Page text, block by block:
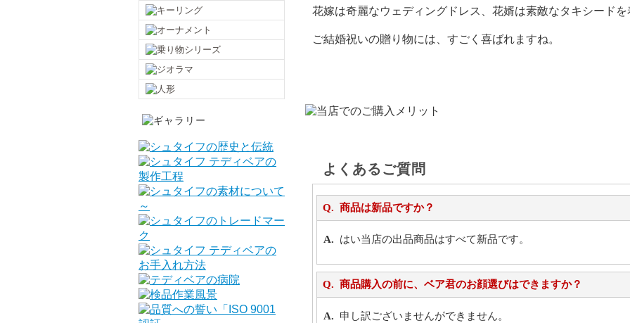
花嫁は奇麗なウェディングドレス、花婿は素敵なタキシードを
ご結婚祝いの贈り物には、すごく喜ばれますね。
よくあるご質問
商品は新品ですか？
はい当店の出品商品はすべて新品です。
商品購入の前に、ベア君のお顔選びはできますか？
申し訳ございませんができません。